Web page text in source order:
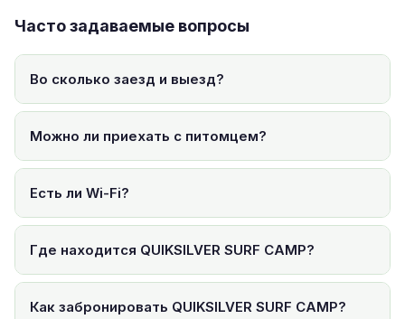
Часто задаваемые вопросы
Во сколько заезд и выезд?
Можно ли приехать с питомцем?
Есть ли Wi-Fi?
Где находится QUIKSILVER SURF CAMP?
Как забронировать QUIKSILVER SURF CAMP?